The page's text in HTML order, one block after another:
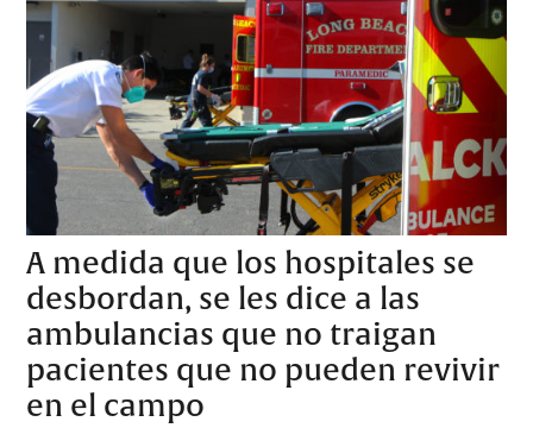
A medida que los hospitales se
desbordan, se les dice a las
ambulancias que no traigan
pacientes que no pueden revivir
en el campo